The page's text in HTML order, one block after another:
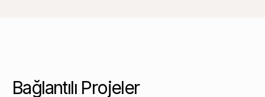
Bağlantılı Projeler